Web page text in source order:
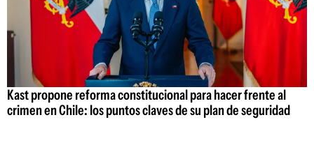
Kast propone reforma constitucional para hacer frente al
crimen en Chile: los puntos claves de su plan de seguridad